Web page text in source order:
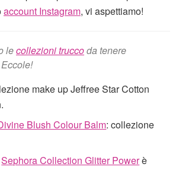
account Instagram, vi aspettiamo!
lecollezioni truccoda tenere
make up Jeffree Star Cotton
Blush Colour Balm: collezione
Sephora Collection Glitter Powerè